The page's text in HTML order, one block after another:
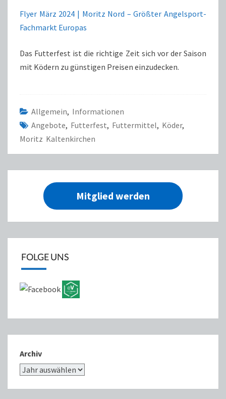
Flyer März 2024 | Moritz Nord – Größter Angelsport-
Fachmarkt Europas
Das Futterfest ist die richtige Zeit sich vor der Saison
mit Ködern zu günstigen Preisen einzudecken.
Allgemein, Informationen
Angebote, Futterfest, Futtermittel, Köder,
Moritz Kaltenkirchen
Mitglied werden
FOLGE UNS
Archiv